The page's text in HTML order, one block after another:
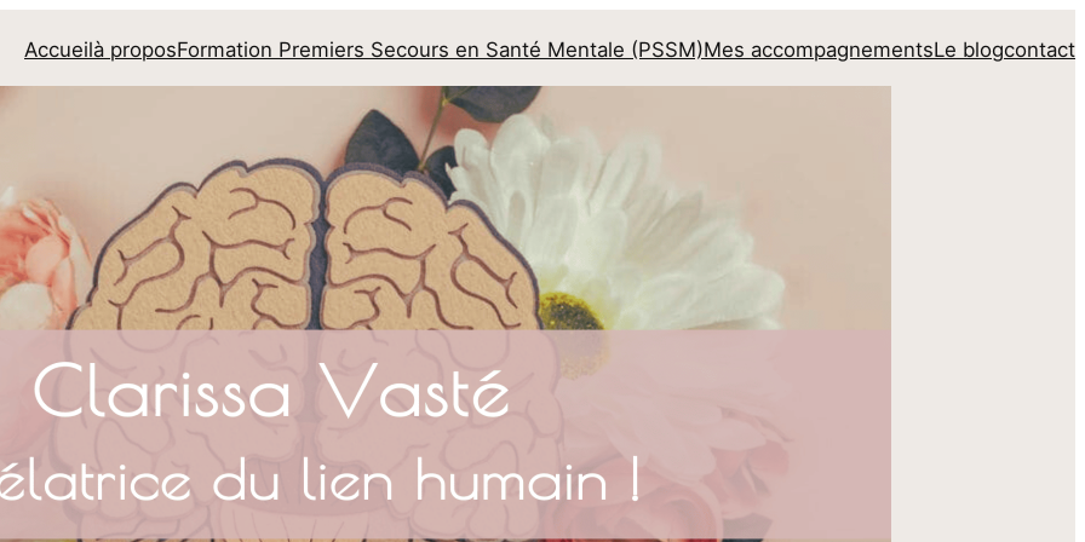
Accueilà proposFormation Premiers Secours en Santé Mentale (PSSM)Mes accompagnementsLe blogcontact